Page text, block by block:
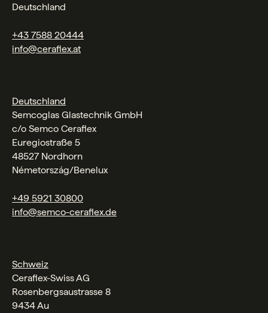
Deutschland
+43 7588 20444
info@ceraflex.at
Deutschland
Semcoglas Glastechnik GmbH
c/o Semco Ceraflex
Euregiostraße 5
48527 Nordhorn
Németország/Benelux
+49 5921 30800
info@semco-ceraflex.de
Schweiz
Ceraflex-Swiss AG
Rosenbergsaustrasse 8
9434 Au